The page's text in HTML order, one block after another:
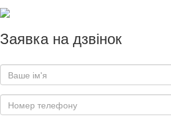
Заявка на дзвінок